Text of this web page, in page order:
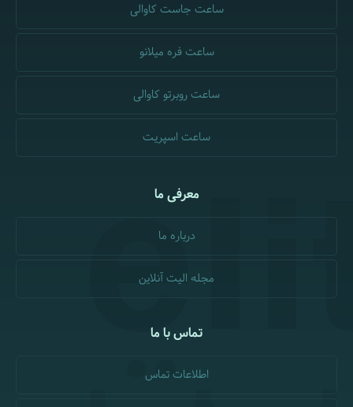
ساعت جاست کاوالی
ساعت فره میلانو
ساعت روبرتو کاوالی
ساعت اسپریت
معرفی ما
درباره ما
مجله الیت آنلاین
تماس با ما
اطلاعات تماس